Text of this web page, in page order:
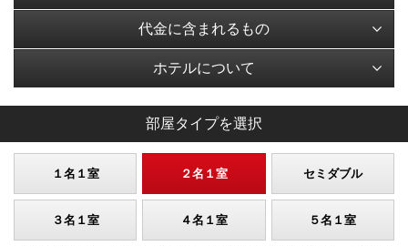
代金に含まれるもの
ホテルについて
部屋タイプを選択
１名１室 ２名１室 セミダブル
３名１室 ４名１室 ５名１室